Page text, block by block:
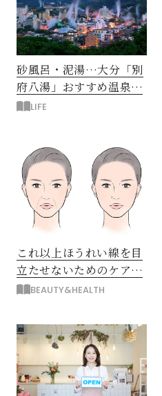
砂風呂・泥湯…大分「別
府八湯」おすすめ温泉を
巡る旅
LIFE
これ以上ほうれい線を目
立たせないためのケア＆
予防法
BEAUTY&HEALTH